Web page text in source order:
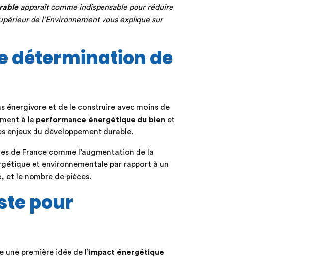
apparaît comme indispensable pour réduire
de l’Environnement vous explique sur
détermination de
énergivore et de le construire avec moins de
à la performance énergétique du bien et
enjeux du développement durable.
de France comme l’augmentation de la
et environnementale par rapport à un
et le nombre de pièces.
pour
une première idée de l’impact énergétique